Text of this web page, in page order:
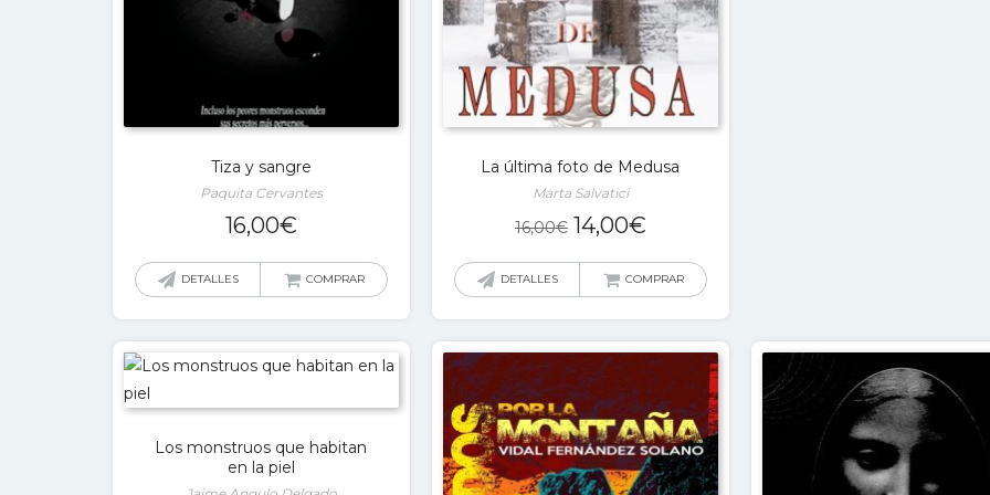
Tiza y sangre
Paquita Cervantes
16,00€
DETALLES COMPRAR
La última foto de Medusa
Marta Salvatici
16,00€ El
original
16,00€.
14,00€El
actual
14,00€.
DETALLES COMPRAR
Los monstruos que habitan
en la piel